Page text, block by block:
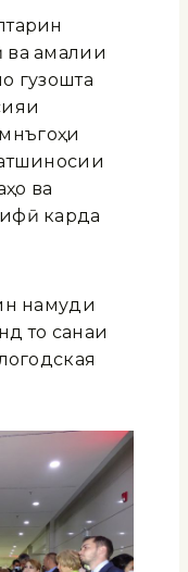
ва амалии
гузошта
ва
карда
намуди
то санаи